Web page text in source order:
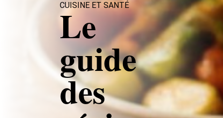
CUISINE ET SANTÉ
Le
guide
des